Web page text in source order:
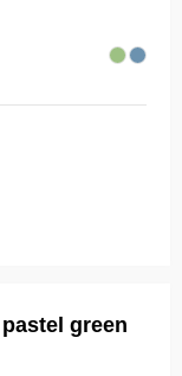
green